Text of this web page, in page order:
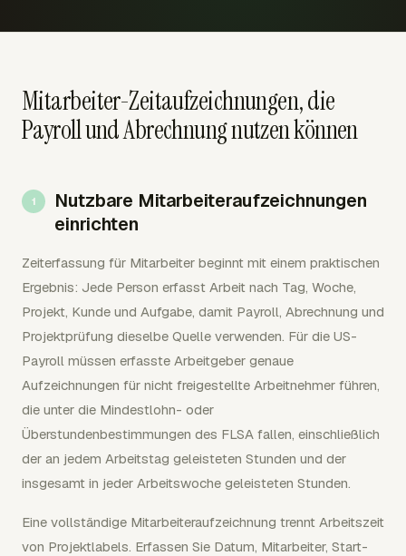
Mitarbeiter-Zeitaufzeichnungen, die
Payroll und Abrechnung nutzen können
Nutzbare Mitarbeiteraufzeichnungen
einrichten
Zeiterfassung für Mitarbeiter beginnt mit einem praktischen
Ergebnis: Jede Person erfasst Arbeit nach Tag, Woche,
Projekt, Kunde und Aufgabe, damit Payroll, Abrechnung und
Projektprüfung dieselbe Quelle verwenden. Für die US-
Payroll müssen erfasste Arbeitgeber genaue
Aufzeichnungen für nicht freigestellte Arbeitnehmer führen,
die unter die Mindestlohn- oder
Überstundenbestimmungen des FLSA fallen, einschließlich
der an jedem Arbeitstag geleisteten Stunden und der
insgesamt in jeder Arbeitswoche geleisteten Stunden.
Eine vollständige Mitarbeiteraufzeichnung trennt Arbeitszeit
von Projektlabels. Erfassen Sie Datum, Mitarbeiter, Start-